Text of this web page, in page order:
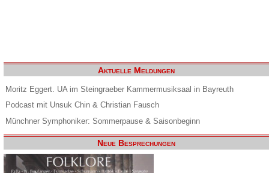
Aktuelle Meldungen
Moritz Eggert. UA im Steingraeber Kammermusiksaal in Bayreuth
Podcast mit Unsuk Chin & Christian Fausch
Münchner Symphoniker: Sommerpause & Saisonbeginn
Neue Besprechungen